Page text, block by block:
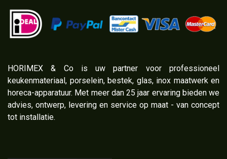
​HORIMEX & Co is uw partner voor professioneel
keukenmateriaal, porselein, bestek, glas, inox maatwerk en
horeca-apparatuur. Met meer dan 25 jaar ervaring bieden we
advies, ontwerp, levering en service op maat - van concept
tot installatie.